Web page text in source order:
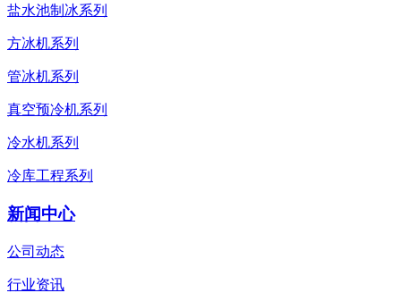
盐水池制冰系列
方冰机系列
管冰机系列
真空预冷机系列
冷水机系列
冷库工程系列
新闻中心
公司动态
行业资讯